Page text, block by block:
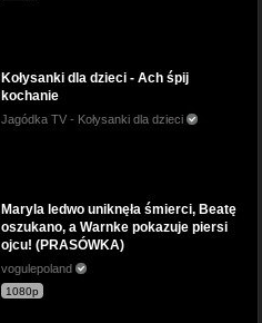
Kołysanki dla dzieci - Ach śpij
kochanie
Jagódka TV - Kołysanki dla dzieci
Maryla ledwo uniknęła śmierci, Beatę
oszukano, a Warnke pokazuje piersi
ojcu! (PRASÓWKA)
vogulepoland
1080p